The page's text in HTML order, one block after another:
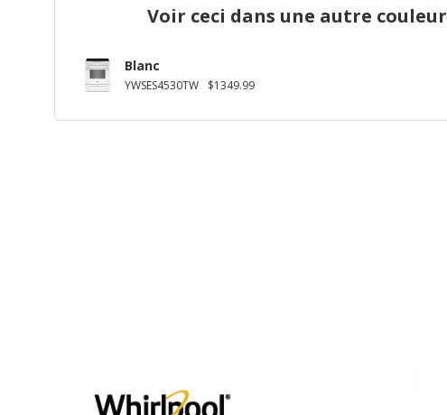
Voir ceci dans une autre couleur
Blanc
YWSES4530TW $1349.99